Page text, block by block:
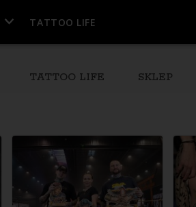
TATTOO LIFE
TATTOO LIFE SKLEP